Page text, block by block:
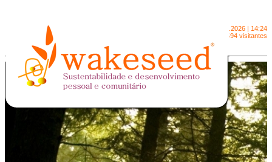
9.8.2026 | 14:24
2091594 visitantes